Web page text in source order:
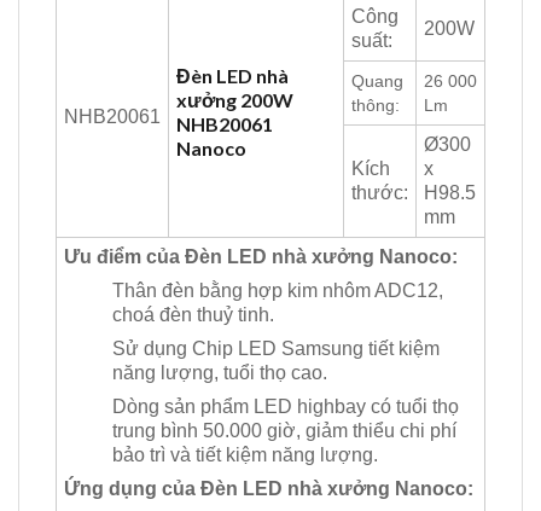
NHB20061
Đèn LED nhà
xưởng 200W
NHB20061
Nanoco
Công
suất:
200W
Quang
thông:
26 000
Lm
Kích
thước:
Ø300
x
H98.5
mm
Ưu điểm của Đèn LED nhà xưởng Nanoco:
Thân đèn bằng hợp kim nhôm ADC12,
choá đèn thuỷ tinh.
Sử dụng Chip LED Samsung tiết kiệm
năng lượng, tuổi thọ cao.
Dòng sản phẩm LED highbay có tuổi thọ
trung bình 50.000 giờ, giảm thiểu chi phí
bảo trì và tiết kiệm năng lượng.
Ứng dụng của Đèn LED nhà xưởng Nanoco: